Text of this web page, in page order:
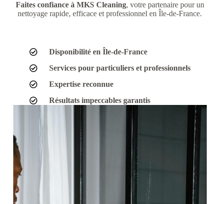
Faites confiance à MKS Cleaning, votre partenaire pour un
nettoyage rapide, efficace et professionnel en Île-de-France.
Disponibilité en Île-de-France
Services pour particuliers et professionnels
Expertise reconnue
Résultats impeccables garantis